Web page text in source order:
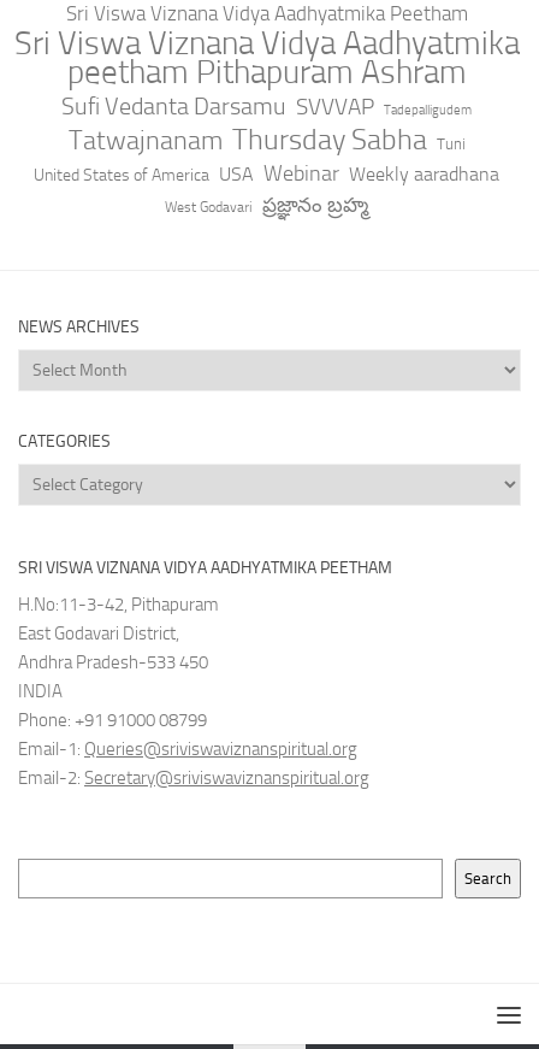
Sri Viswa Viznana Vidya Aadhyatmika Peetham
Sri Viswa Viznana Vidya Aadhyatmika
peetham Pithapuram Ashram
Sufi Vedanta Darsamu SVVVAP Tadepalligudem
Tatwajnanam Thursday Sabha Tuni
United States of America USA Webinar Weekly aaradhana
West Godavari ప్రజ్ఞానం బ్రహ్మ
NEWS ARCHIVES
News
Archives
CATEGORIES
Categories
SRI VISWA VIZNANA VIDYA AADHYATMIKA PEETHAM
H.No:11-3-42, Pithapuram
East Godavari District,
Andhra Pradesh-533 450
INDIA
Phone: +91 91000 08799
Email-1: Queries@sriviswaviznanspiritual.org
Email-2: Secretary@sriviswaviznanspiritual.org
Search